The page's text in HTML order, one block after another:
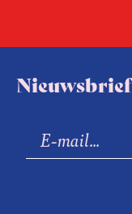
Nieuwsbrief